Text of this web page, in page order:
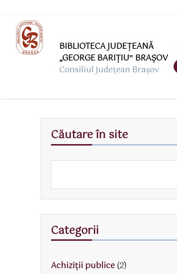
BIBLIOTECA JUDEȚEANĂ
„GEORGE BARIŢIU‟ BRAŞOV
Consiliul Județean Brașov
Căutare în site
Categorii
Achiziții publice(2)